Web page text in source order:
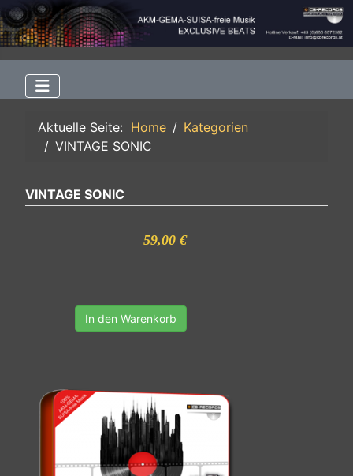
Aktuelle Seite: Home
Kategorien
VINTAGE SONIC
VINTAGE SONIC
59,00 €
In den Warenkorb